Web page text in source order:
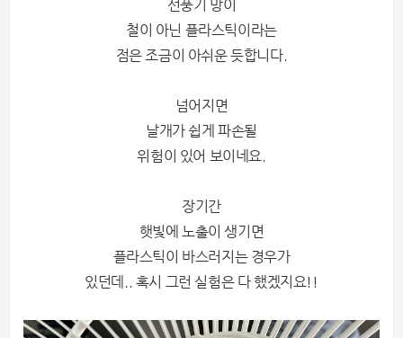
선풍기 망이
철이 아닌 플라스틱이라는
점은 조금이 아쉬운 듯합니다.
넘어지면
날개가 쉽게 파손될
위험이 있어 보이네요.
장기간
햇빛에 노출이 생기면
플라스틱이 바스러지는 경우가
있던데.. 혹시 그런 실험은 다 했겠지요!!